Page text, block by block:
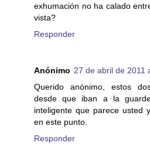
exhumación no ha calado
vista?
Responder
Anónimo 27 de abril de 2011
Querido anónimo, estos
desde que iban a la
inteligente que parece usted
en este punto.
Responder